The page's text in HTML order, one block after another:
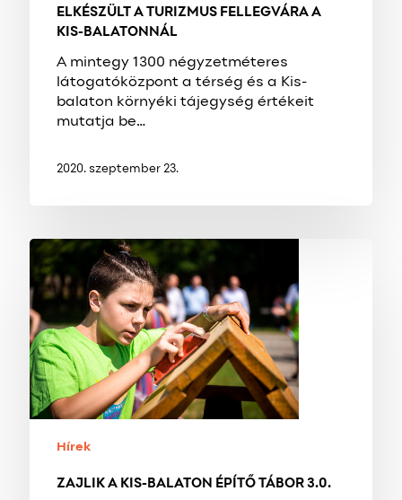
ELKÉSZÜLT A TURIZMUS FELLEGVÁRA A
KIS-BALATONNÁL
A mintegy 1300 négyzetméteres
látogatóközpont a térség és a Kis-
balaton környéki tájegység értékeit
mutatja be…
2020. szeptember 23.
ZAJLIK
A
KIS-
BALATON
ÉPÍTŐ
TÁBOR
3.0.
Hírek
ZAJLIK A KIS-BALATON ÉPÍTŐ TÁBOR 3.0.